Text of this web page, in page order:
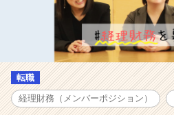
求
人
-
【日
初】
オ
転職
経理財務（メンバーポジション）